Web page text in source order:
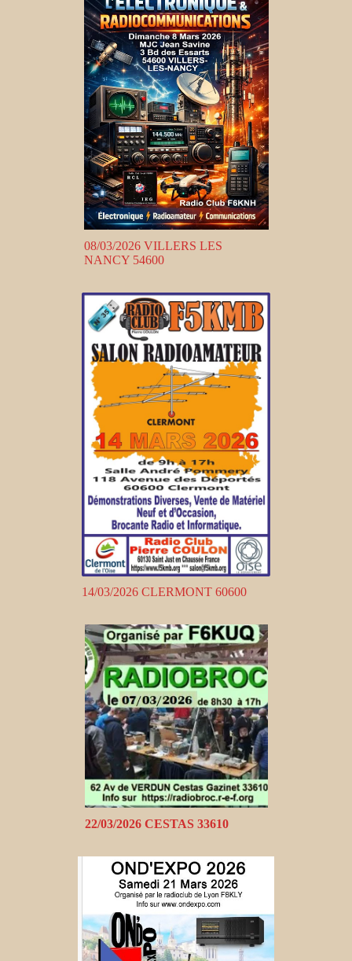
08/03/2026 VILLERS LES
NANCY 54600
14/03/2026 CLERMONT 60600
22/03/2026 CESTAS 33610